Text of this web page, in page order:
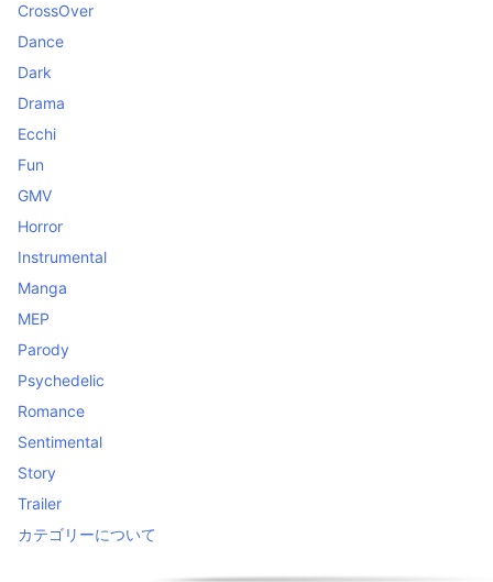
CrossOver
Dance
Dark
Drama
Ecchi
Fun
GMV
Horror
Instrumental
Manga
MEP
Parody
Psychedelic
Romance
Sentimental
Story
Trailer
カテゴリーについて